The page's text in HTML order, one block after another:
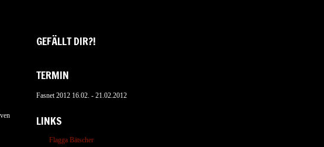
GEFÄLLT DIR?!
TERMIN
Fasnet 2012 16.02. - 21.02.2012
LINKS
Flagga Bätscher